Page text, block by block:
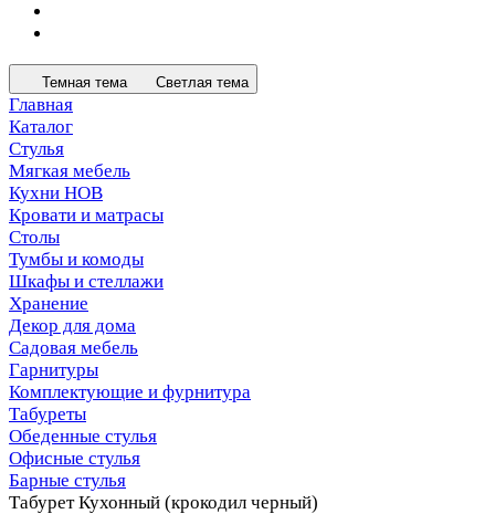
Темная тема Светлая тема
Главная
Каталог
Стулья
Мягкая мебель
Кухни НОВ
Кровати и матрасы
Столы
Тумбы и комоды
Шкафы и стеллажи
Хранение
Декор для дома
Садовая мебель
Гарнитуры
Комплектующие и фурнитура
Табуреты
Обеденные стулья
Офисные стулья
Барные стулья
Табурет Кухонный (крокодил черный)